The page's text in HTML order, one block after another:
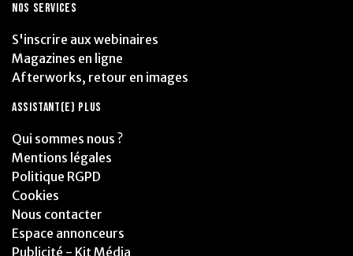
NOS SERVICES
S'inscrire aux webinaires
Magazines en ligne
Afterworks, retour en images
ASSISTANT(E) PLUS
Qui sommes nous ?
Mentions légales
Politique RGPD
Cookies
Nous contacter
Espace annonceurs
Publicité - Kit Média